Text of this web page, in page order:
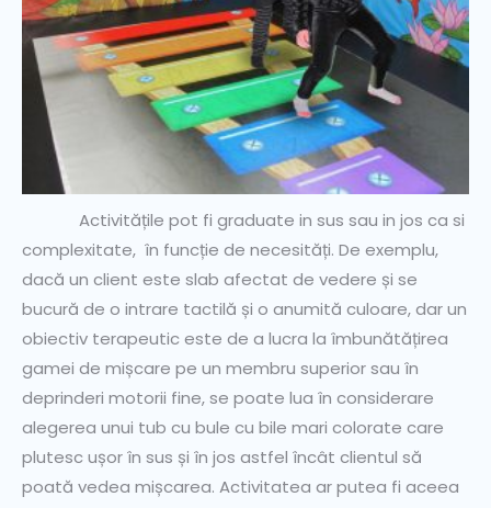
Activitățile pot fi graduate in sus sau in jos ca si
complexitate, în funcție de necesități. De exemplu,
dacă un client este slab afectat de vedere și se
bucură de o intrare tactilă și o anumită culoare, dar un
obiectiv terapeutic este de a lucra la îmbunătățirea
gamei de mișcare pe un membru superior sau în
deprinderi motorii fine, se poate lua în considerare
alegerea unui tub cu bule cu bile mari colorate care
plutesc ușor în sus și în jos astfel încât clientul să
poată vedea mișcarea. Activitatea ar putea fi aceea